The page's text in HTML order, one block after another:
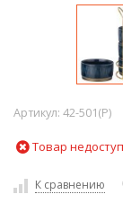
Артикул: 42-501(P)
Товар
К сравнению